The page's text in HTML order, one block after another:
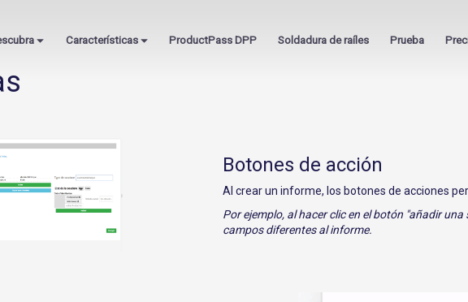
Características ProductPass DPP Soldadura de raíles Prueba
Botones de acción
Al crear un informe, los botones de acciones
Por ejemplo, al hacer clic en el botón "añadir
campos diferentesal informe.